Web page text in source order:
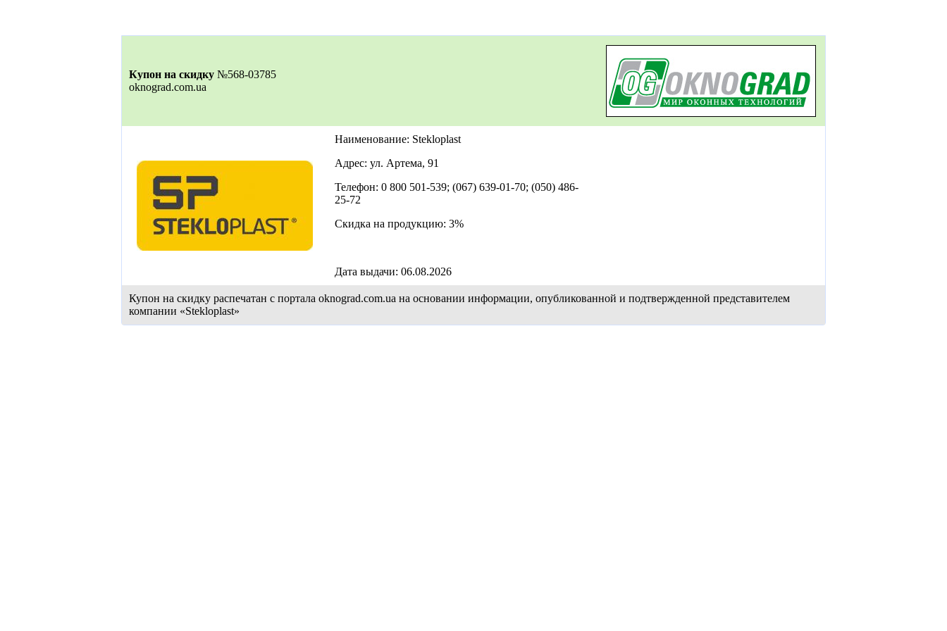
Купон на скидку №568-03785
oknograd.com.ua
Наименование: Stekloplast
Адрес: ул. Артема, 91
Телефон: 0 800 501-539; (067) 639-01-70; (050) 486-
25-72
Скидка на продукцию: 3%
Дата выдачи: 06.08.2026
Купон на скидку распечатан с портала oknograd.com.ua на основании информации, опубликованной и подтвержденной представителем
компании «Stekloplast»